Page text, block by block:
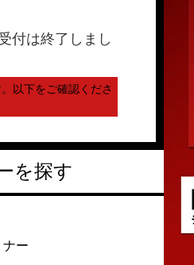
付は終了しまし
以下をご確認くださ
を探す
ナー